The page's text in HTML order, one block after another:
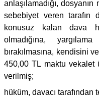
anlaşılamadığı,
sebebiyet veren tarafın
konusuz kalan dava
olmadığına,
bırakılmasına, kendisini
450,00 TL maktu vekalet
verilmiş;
hüküm, davacı tarafından